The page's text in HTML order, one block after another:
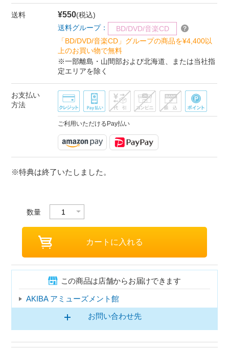
送料 ¥550(税込)
送料グループ：
BD/DVD/音楽CD
「BD/DVD/音楽CD」グループの商品を¥4,400以
上のお買い物で無料
※一部離島・山間部および北海道、または当社指
定エリアを除く
お支払い
方法
ご利用いただけるPay払い
※特典は終了いたしました。
数量
この商品は店舗からお届けできます
AKIBA アミューズメント館
お問い合わせ先